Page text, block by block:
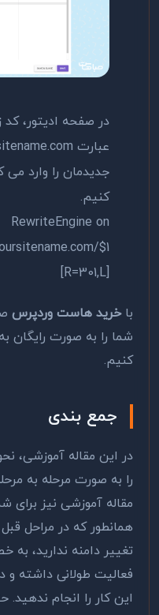
در صفحه ادیتور، کد
جدیدمان را وارد می
کنیم.
RewriteEngine on
$1
[R=301,L]
باخرید هاست وردپرس
شما را به صورت
کنیم.
جمع بندی
در این مقاله آموزشی،
را به صورت مرحله به
مقاله آموزشی نیز برای
همانطور که در مراحل
تغییر دامنه ندارید،
فعالیت طولانی داشته و
این کار را انجام